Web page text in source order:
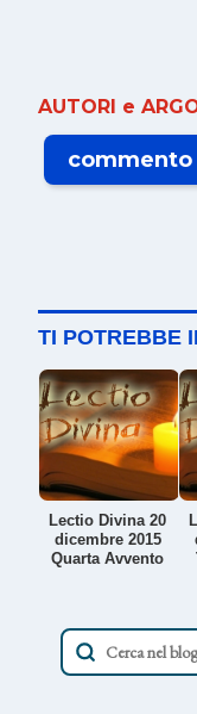
AUTORI e
commento
TI POTREBBE
Lectio Divina 20
dicembre 2015
Quarta Avvento